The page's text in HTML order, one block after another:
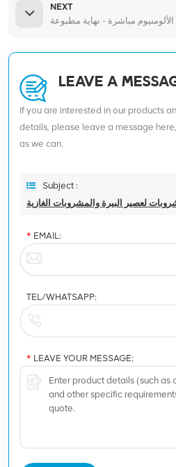
NEXT
مباشرة - نهاية مطبوعة
LEAVE A
If you are interested in our products
details, please leave a message
as we can.
Subject :
لعصير البيرة والمشروبات الغازية
* EMAIL:
TEL/WHATSAPP:
* LEAVE YOUR MESSAGE: